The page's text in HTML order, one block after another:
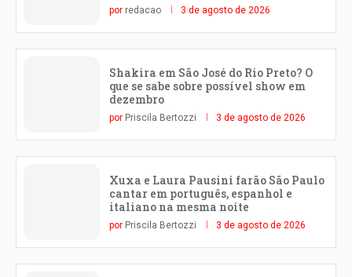
por redacao 3 de agosto de 2026
Shakira em São José do Rio Preto? O
que se sabe sobre possível show em
dezembro
por Priscila Bertozzi 3 de agosto de 2026
Xuxa e Laura Pausini farão São Paulo
cantar em português, espanhol e
italiano na mesma noite
por Priscila Bertozzi 3 de agosto de 2026